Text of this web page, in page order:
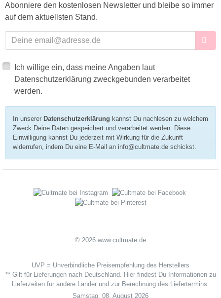
Abonniere den kostenlosen Newsletter und bleibe so immer
auf dem aktuellsten Stand.
E-Mailadresse
Ich willige ein, dass meine Angaben laut
Datenschutzerklärung zweckgebunden verarbeitet
werden.
In unserer Datenschutzerklärung kannst Du nachlesen zu welchem
Zweck Deine Daten gespeichert und verarbeitet werden. Diese
Einwilligung kannst Du jederzeit mit Wirkung für die Zukunft
widerrufen, indem Du eine E-Mail an info@cultmate.de schickst.
© 2026 www.cultmate.de
UVP = Unverbindliche Preisempfehlung des Herstellers
** Gilt für Lieferungen nach Deutschland. Hierfindest Du Informationen zu
Lieferzeiten für andere Länder und zur Berechnung des Liefertermins.
Samstag, 08. August 2026